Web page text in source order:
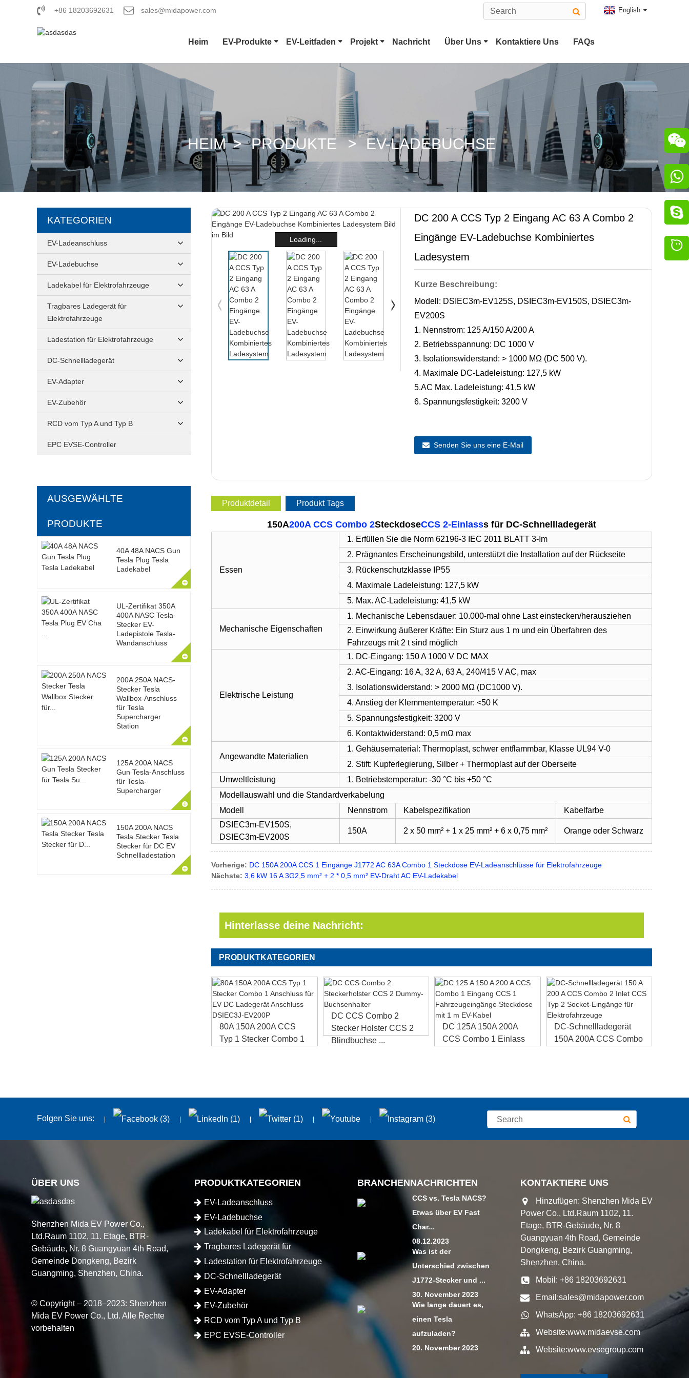
+86 18203692631 sales@midapower.com English
Heim EV-Produkte
Typ-2-EV-Anschluss
CCS Combo 1 Stecker CCS Combo 2 Stecker CHAdeMO-Anschluss
GB/T DC-Pistole ChaoJi-Anschluss
EV-Leitfaden Projekt Nachricht Über Uns Kontaktiere Uns FAQs
HEIM PRODUKTE EV-LADEBUCHSE
KATEGORIEN
EV-Ladeanschluss
EV-Ladebuchse
Ladekabel für Elektrofahrzeuge
Tragbares Ladegerät für
Elektrofahrzeuge
Ladestation für Elektrofahrzeuge
DC-Schnellladegerät
EV-Adapter
EV-Zubehör
RCD vom Typ A und Typ B
EPC EVSE-Controller
AUSGEWÄHLTE
PRODUKTE
40A 48A NACS Gun
Tesla Plug Tesla
Ladekabel
UL-Zertifikat 350A
400A NASC Tesla-
Stecker EV-
Ladepistole Tesla-
Wandanschluss
200A 250A NACS-
Stecker Tesla
Wallbox-Anschluss
für Tesla
Supercharger
Station
125A 200A NACS
Gun Tesla-Anschluss
für Tesla-
Supercharger
150A 200A NACS
Tesla Stecker Tesla
Stecker für DC EV
Schnellladestation
Loading...
DC 200 A CCS Typ 2 Eingang AC 63 A Combo 2
Eingänge EV-Ladebuchse Kombiniertes
Ladesystem
Kurze Beschreibung:
Modell: DSIEC3m-EV125S, DSIEC3m-EV150S, DSIEC3m-
EV200S
1. Nennstrom: 125 A/150 A/200 A
2. Betriebsspannung: DC 1000 V
3. Isolationswiderstand: > 1000 MΩ (DC 500 V).
4. Maximale DC-Ladeleistung: 127,5 kW
5.AC Max. Ladeleistung: 41,5 kW
6. Spannungsfestigkeit: 3200 V
Senden Sie uns eine E-Mail
Produktdetail Produkt Tags
150A200A CCS Combo 2SteckdoseCCS 2-Einlasss für DC-Schnellladegerät
Essen
1. Erfüllen Sie die Norm 62196-3 IEC 2011 BLATT 3-Im
2. Prägnantes Erscheinungsbild, unterstützt die Installation auf der Rückseite
3. Rückenschutzklasse IP55
4. Maximale Ladeleistung: 127,5 kW
5. Max. AC-Ladeleistung: 41,5 kW
Mechanische Eigenschaften
1. Mechanische Lebensdauer: 10.000-mal ohne Last einstecken/herausziehen
2. Einwirkung äußerer Kräfte: Ein Sturz aus 1 m und ein Überfahren des
Fahrzeugs mit 2 t sind möglich
Elektrische Leistung
1. DC-Eingang: 150 A 1000 V DC MAX
2. AC-Eingang: 16 A, 32 A, 63 A, 240/415 V AC, max
3. Isolationswiderstand: > 2000 MΩ (DC1000 V).
4. Anstieg der Klemmentemperatur: <50 K
5. Spannungsfestigkeit: 3200 V
6. Kontaktwiderstand: 0,5 mΩ max
Angewandte Materialien
1. Gehäusematerial: Thermoplast, schwer entflammbar, Klasse UL94 V-0
2. Stift: Kupferlegierung, Silber + Thermoplast auf der Oberseite
Umweltleistung
1. Betriebstemperatur: -30 °C bis +50 °C
Modellauswahl und die Standardverkabelung
Modell
Nennstrom Kabelspezifikation
Kabelfarbe
DSIEC3m-EV150S,
DSIEC3m-EV200S
150A 2 x 50 mm² + 1 x 25 mm² + 6 x 0,75 mm² Orange oder Schwarz
Vorherige: DC 150A 200A CCS 1 Eingänge J1772 AC 63A Combo 1 Steckdose EV-Ladeanschlüsse für Elektrofahrzeuge
Nächste: 3,6 kW 16 A 3G2,5 mm² + 2 * 0,5 mm² EV-Draht AC EV-Ladekabel
Hinterlasse deine Nachricht:
PRODUKTKATEGORIEN
80A 150A 200A CCS
Typ 1 Stecker Combo 1
DC CCS Combo 2
Stecker Holster CCS 2
Blindbuchse ...
DC 125A 150A 200A
CCS Combo 1 Einlass
DC-Schnellladegerät
150A 200A CCS Combo
Folgen Sie uns:
ÜBER UNS
Shenzhen Mida EV Power Co.,
Ltd.Raum 1102, 11. Etage, BTR-
Gebäude, Nr. 8 Guangyuan 4th Road,
Gemeinde Dongkeng, Bezirk
Guangming, Shenzhen, China.
© Copyright – 2018–2023: Shenzhen
Mida EV Power Co., Ltd. Alle Rechte
vorbehalten
PRODUKTKATEGORIEN
EV-Ladeanschluss
EV-Ladebuchse
Ladekabel für Elektrofahrzeuge
Tragbares Ladegerät für
Elektrofahrzeuge
Ladestation für Elektrofahrzeuge
DC-Schnellladegerät
EV-Adapter
EV-Zubehör
RCD vom Typ A und Typ B
EPC EVSE-Controller
BRANCHENNACHRICHTEN
CCS vs. Tesla NACS?
Etwas über EV Fast
Char...
08.12.2023
Was ist der
Unterschied zwischen
J1772-Stecker und ...
30. November 2023
Wie lange dauert es,
einen Tesla
aufzuladen?
20. November 2023
KONTAKTIERE UNS
Hinzufügen: Shenzhen Mida EV
Power Co., Ltd.Raum 1102, 11.
Etage, BTR-Gebäude, Nr. 8
Guangyuan 4th Road, Gemeinde
Dongkeng, Bezirk Guangming,
Shenzhen, China.
Mobil: +86 18203692631
Email:sales@midapower.com
WhatsApp: +86 18203692631
Website:www.midaevse.com
Website:www.evsegroup.com


